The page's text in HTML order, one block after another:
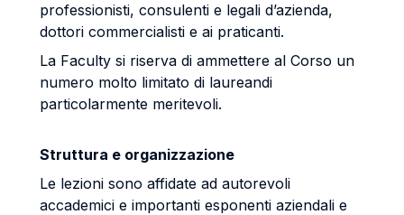
professionisti, consulenti e legali d’azienda,
dottori commercialisti e ai praticanti.
La Faculty si riserva di ammettere al Corso un
numero molto limitato di laureandi
particolarmente meritevoli.
Struttura e organizzazione
Le lezioni sono affidate ad autorevoli
accademici e importanti esponenti aziendali e